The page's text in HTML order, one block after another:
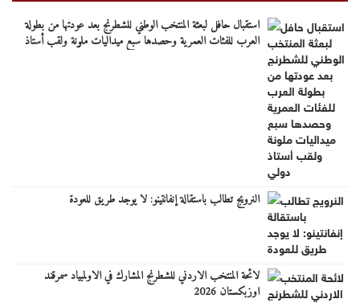
استقبال حافل لبعثة المنتخب الوطني للشطرنج بعد عودتها من بطولة
العرب للفئات العمرية وحصدها سبع ميداليات ملونة ولقب أستاذ
النرويج تطالب باستقالة إنفانتينو: لا يوجد طريق للعودة
لائحة المنتخب الاردني للشطرنج المشارك في الاولمبياد سمرقند
اوزبكستان 2026